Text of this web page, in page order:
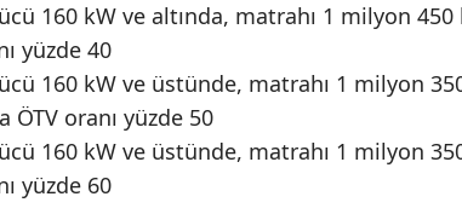
160 kW ve altında, matrahı 1 milyon 450
yüzde 40
160 kW ve üstünde, matrahı 1 milyon
ÖTV oranı yüzde 50
160 kW ve üstünde, matrahı 1 milyon
yüzde 60